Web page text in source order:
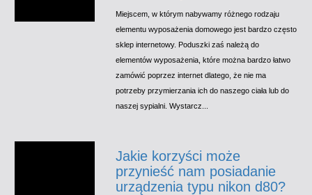
Miejscem, w którym nabywamy różnego rodzaju
elementu wyposażenia domowego jest bardzo często
sklep internetowy. Poduszki zaś należą do
elementów wyposażenia, które można bardzo łatwo
zamówić poprzez internet dlatego, że nie ma
potrzeby przymierzania ich do naszego ciała lub do
naszej sypialni. Wystarcz...
Jakie korzyści może
przynieść nam posiadanie
urządzenia typu nikon d80?